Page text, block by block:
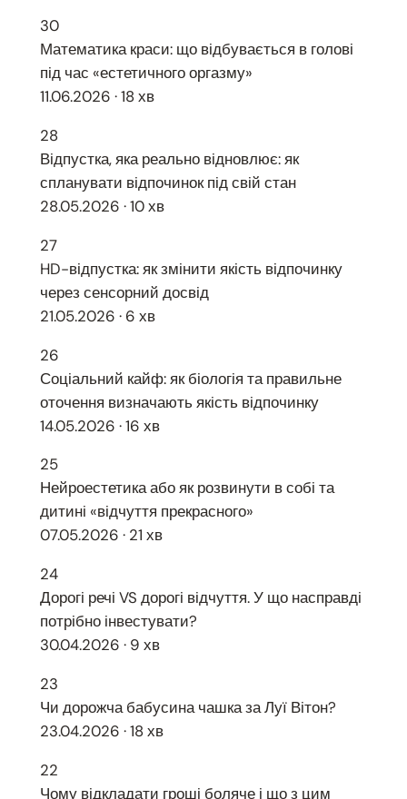
30
Математика краси: що відбувається в голові
під час «естетичного оргазму»
11.06.2026 · 18 хв
28
Відпустка, яка реально відновлює: як
спланувати відпочинок під свій стан
28.05.2026 · 10 хв
27
HD-відпустка: як змінити якість відпочинку
через сенсорний досвід
21.05.2026 · 6 хв
26
Соціальний кайф: як біологія та правильне
оточення визначають якість відпочинку
14.05.2026 · 16 хв
25
Нейроестетика або як розвинути в собі та
дитині «відчуття прекрасного»
07.05.2026 · 21 хв
24
Дорогі речі VS дорогі відчуття. У що насправді
потрібно інвестувати?
30.04.2026 · 9 хв
23
Чи дорожча бабусина чашка за Луї Вітон?
23.04.2026 · 18 хв
22
Чому відкладати гроші боляче і що з цим